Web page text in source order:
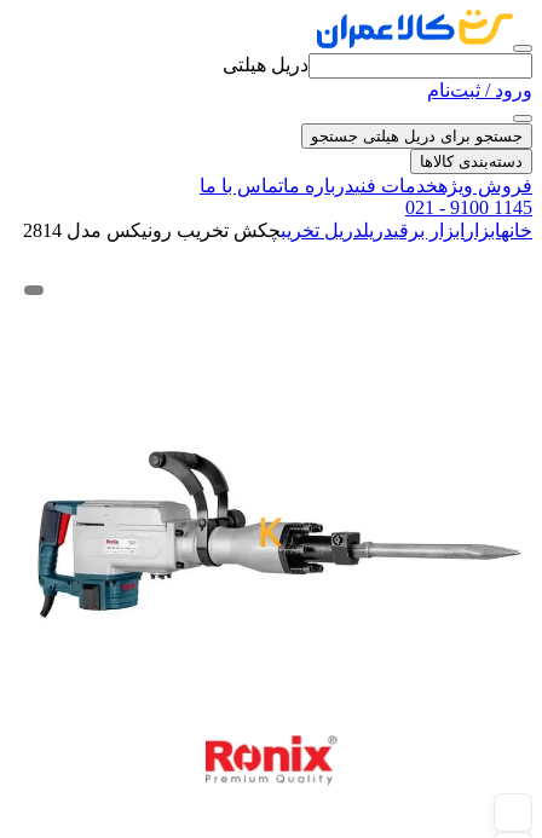
دریل هیلتی
ورود / ثبت‌نام
جستجو برای دریل هیلتی جستجو
دسته‌بندی کالاها
فروش ویژهخدمات فنیدرباره ماتماس با ما
021 - 9100 1145
خانهابزار ابزار برقیدریلدریل تخریبچکش تخریب رونیکس مدل 2814